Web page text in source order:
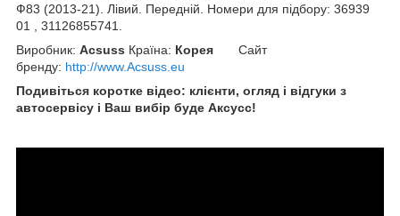
Ф83 (2013-21). Лівий. Передній. Номери для підбору: 36939
01 , 31126855741.
Виробник: Acsuss Країна: Корея
Сайт
бренду: http://www.Acsuss.eu
Подивіться коротке відео: клієнти, огляд і відгуки з
автосервісу і Ваш вибір буде Aксусс!